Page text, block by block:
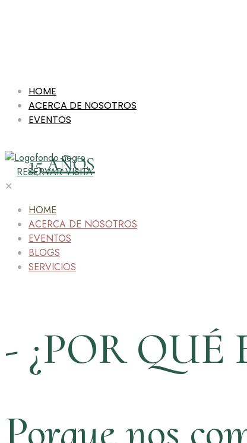
HOME
ACERCA DE NOSOTROS
EVENTOS
15 AÑOS
RESERVAR VISITA
✕
HOME
ACERCA DE NOSOTROS
EVENTOS
BLOGS
SERVICIOS
- ¿POR QUÉ
Porque nos